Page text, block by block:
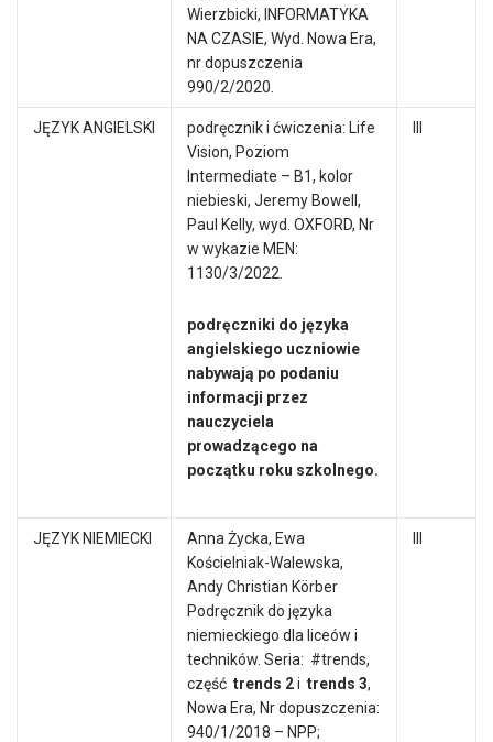
Wierzbicki, INFORMATYKA
NA CZASIE, Wyd. Nowa Era,
nr dopuszczenia
990/2/2020.
JĘZYK ANGIELSKI
podręcznik i ćwiczenia: Life
Vision, Poziom
Intermediate – B1, kolor
niebieski, Jeremy Bowell,
Paul Kelly, wyd. OXFORD, Nr
w wykazie MEN:
1130/3/2022.
podręczniki do języka
angielskiego uczniowie
nabywają po podaniu
informacji przez
nauczyciela
prowadzącego na
początku roku szkolnego.
III
JĘZYK NIEMIECKI
Anna Życka, Ewa
Kościelniak-Walewska,
Andy Christian Körber
Podręcznik do języka
niemieckiego dla liceów i
techników. Seria: #trends,
część trends 2i trends 3,
Nowa Era, Nr dopuszczenia:
940/1/2018 – NPP;
III